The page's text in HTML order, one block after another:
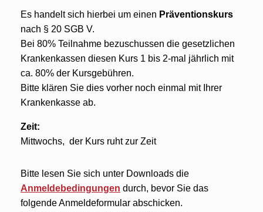
Es handelt sich hierbei um einen Präventionskurs
nach § 20 SGB V.
Bei 80% Teilnahme bezuschussen die gesetzlichen
Krankenkassen diesen Kurs 1 bis 2-mal jährlich mit
ca. 80% der Kursgebühren.
Bitte klären Sie dies vorher noch einmal mit Ihrer
Krankenkasse ab.
Zeit:
Mittwochs, der Kurs ruht zur Zeit
Bitte lesen Sie sich unter Downloads die
Anmeldebedingungen durch, bevor Sie das
folgende Anmeldeformular abschicken.